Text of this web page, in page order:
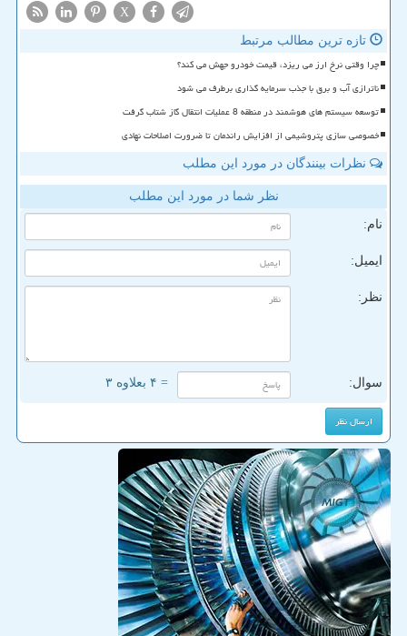
X
تازه ترین مطالب مرتبط
چرا وقتی نرخ ارز می ریزد، قیمت خودرو جهش می کند؟
ناترازی آب و برق با جذب سرمایه گذاری برطرف می شود
توسعه سیستم های هوشمند در منطقه 8 عملیات انتقال گاز شتاب گرفت
خصوصی سازی پتروشیمی از افزایش راندمان تا ضرورت اصلاحات نهادی
نظرات بینندگان در مورد این مطلب
نظر شما در مورد این مطلب
نام:
ایمیل:
نظر:
سوال: = ۴ بعلاوه ۳